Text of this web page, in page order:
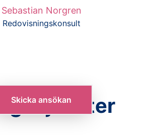
Sebastian Norgren
Redovisningskonsult
tjänster
Skicka ansökan